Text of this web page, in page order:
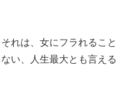
れは、女にフラれること
い、人生最大とも言える